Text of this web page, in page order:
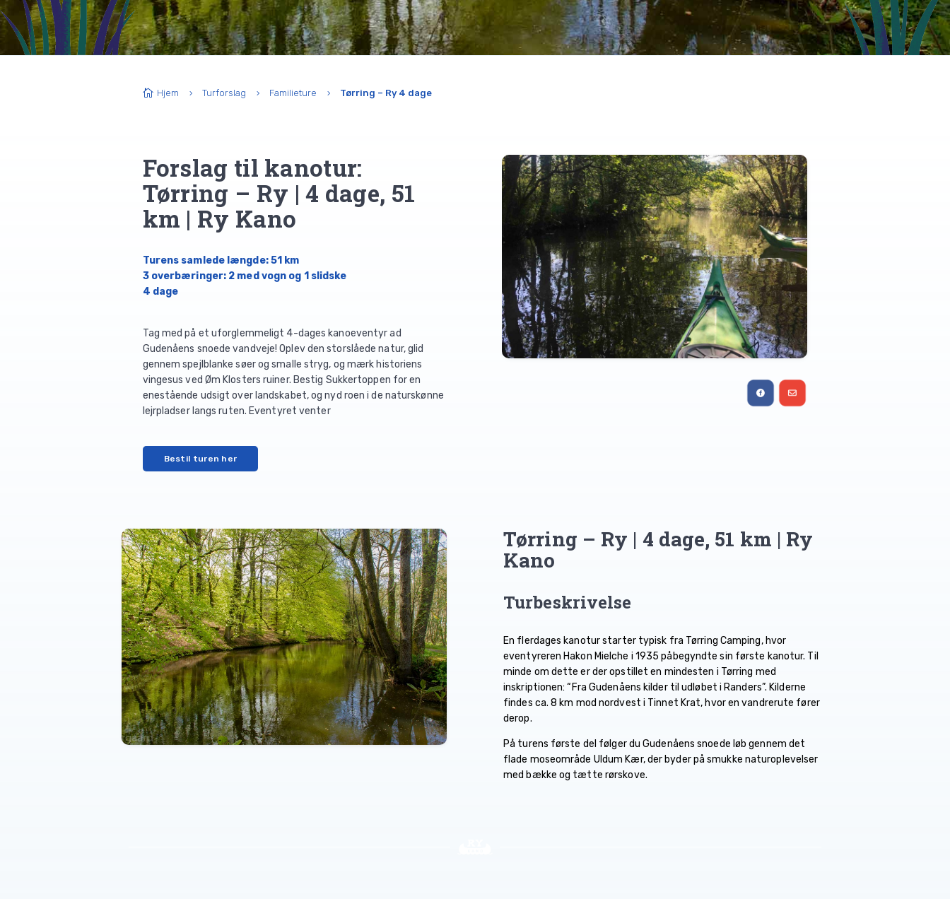
 Hjem 5 Turforslag 5 Familieture 5 Tørring – Ry 4 dage
Forslag til kanotur:
Tørring – Ry | 4 dage, 51
km | Ry Kano
Turens samlede længde: 51 km
3 overbæringer: 2 med vogn og 1 slidske
4 dage
Tag med på et uforglemmeligt 4-dages kanoeventyr ad
Gudenåens snoede vandveje! Oplev den storslåede natur, glid
gennem spejlblanke søer og smalle stryg, og mærk historiens
vingesus ved Øm Klosters ruiner. Bestig Sukkertoppen for en
enestående udsigt over landskabet, og nyd roen i de naturskønne
lejrpladser langs ruten. Eventyret venter
Bestil turen her
Tørring – Ry | 4 dage, 51 km | Ry
Kano
Turbeskrivelse
En flerdages kanotur starter typisk fra Tørring Camping, hvor
eventyreren Hakon Mielche i 1935 påbegyndte sin første kanotur. Til
minde om dette er der opstillet en mindesten i Tørring med
inskriptionen: “Fra Gudenåens kilder til udløbet i Randers”. Kilderne
findes ca. 8 km mod nordvest i Tinnet Krat, hvor en vandrerute fører
derop.
På turens første del følger du Gudenåens snoede løb gennem det
flade moseområde Uldum Kær, der byder på smukke naturoplevelser
med bække og tætte rørskove.